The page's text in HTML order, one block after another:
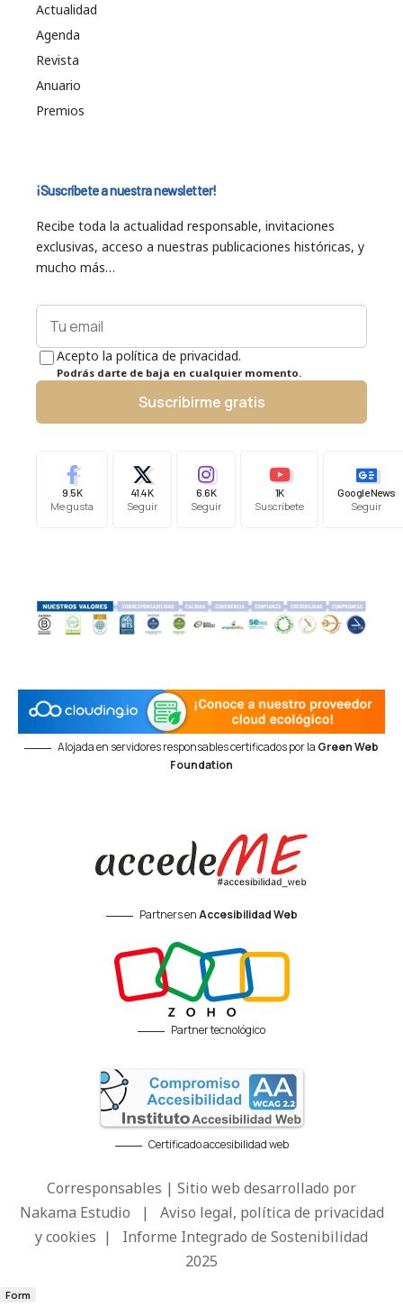
Actualidad
Agenda
Revista
Anuario
Premios
¡Suscríbete a nuestra newsletter!
Recibe toda la actualidad responsable, invitaciones
exclusivas, acceso a nuestras publicaciones históricas, y
mucho más…
Acepto la política de privacidad.
Podrás darte de baja en cualquier momento.
Suscribirme gratis
9.5K
Me gusta
41.4K
Seguir
6.6K
Seguir
1K
Suscríbete
Google News
Seguir
Alojada en servidores responsables certificados por la Green Web
Foundation
Partners enAccesibilidad Web
Partner tecnológico
Certificado accesibilidad web
Corresponsables | Sitio web desarrollado por
Nakama Estudio | Aviso legal, política de privacidad
y cookies | Informe Integrado de Sostenibilidad
2025
Form